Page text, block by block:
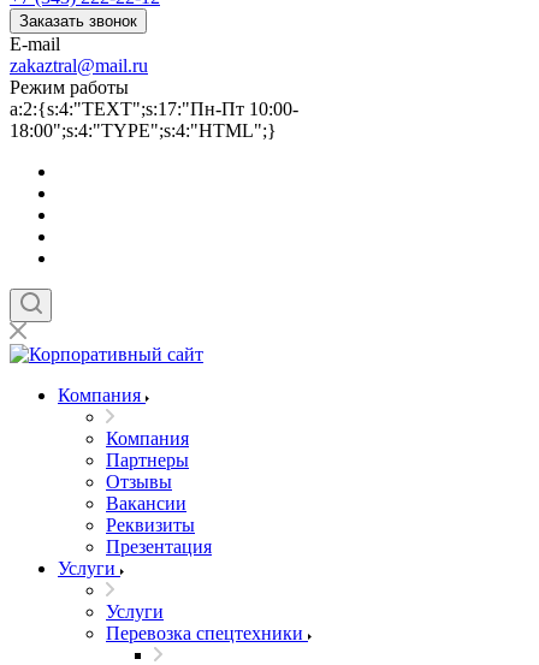
Заказать звонок
E-mail
zakaztral@mail.ru
Режим работы
a:2:{s:4:"TEXT";s:17:"Пн-Пт 10:00-
18:00";s:4:"TYPE";s:4:"HTML";}
Компания
Компания
Партнеры
Отзывы
Вакансии
Реквизиты
Презентация
Услуги
Услуги
Перевозка спецтехники